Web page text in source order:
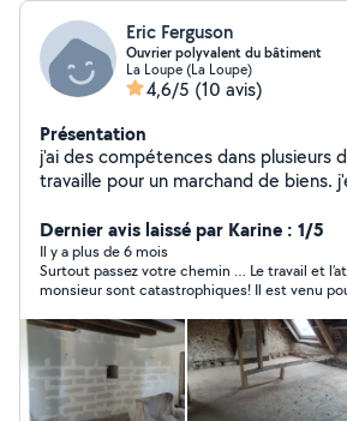
Eric Ferguson
Ouvrier polyvalent du bâtiment
La Loupe (La Loupe)
4,6/5 (10 avis)
Présentation
j'ai des compétences dans plusieurs
travaille pour un marchand de biens.
carrelage, électricité, petite maçonnerie...) Pour
renseignements demandés aux
appel à moi pour avoir mon numéro
répondre à toutes les demandes.
Dernier avis laissé par Karine : 1/5
Il y a plus de 6 mois
Surtout passez votre chemin … Le travail et
monsieur sont catastrophiques! Il est venu
résultat …il n’a pas terminé le chantier et n’a
de nous le dire en face, mais via un sms
déposait nos clés dans la boîte… il n’a bien
proposer de nous rembourser, ni de trouver
le saccage qu’il a fait !